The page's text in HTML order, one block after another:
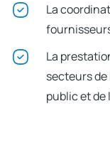
La
La
secteurs de
public et de